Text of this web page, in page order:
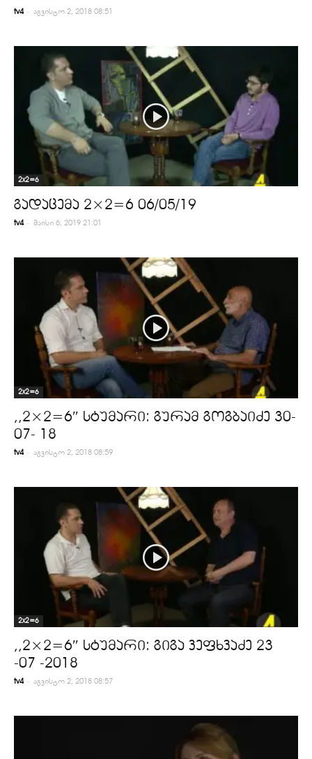
tv4 - აგვისტო 2, 2018 08:51
2x2=6
გადაცემა 2×2=6 06/05/19
tv4 - მაისი 6, 2019 21:01
2x2=6
,,2×2=6″ სტუმარი: გურამ გოგბაიძე 30-
07- 18
tv4 - აგვისტო 2, 2018 08:59
2x2=6
,,2×2=6″ სტუმარი: გიგა ვეფხვაძე 23
-07 -2018
tv4 - აგვისტო 2, 2018 08:57